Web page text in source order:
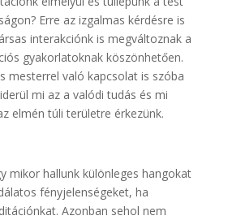
Erre az izgalmas kérdésre is
interakciónk is megváltoznak a
gyakorlatoknak köszönhetően.
mesterrel való kapcsolat is szóba
mi az a valódi tudás és mi
elmén túli területre érkezünk.
mikor hallunk különleges hangokat
fényjelenségeket, ha
Azonban sehol nem